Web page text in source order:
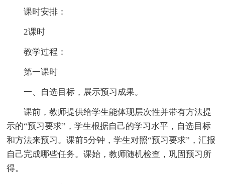
课时安排：
2课时
教学过程：
第一课时
一、自选目标，展示预习成果。
课前，教师提供给学生能体现层次性并带有方法提
示的“预习要求”，学生根据自己的学习水平，自选目标
和方法来预习。课前5分钟，学生对照“预习要求”，汇报
自己完成哪些任务。课始，教师随机检查，巩固预习所
得。